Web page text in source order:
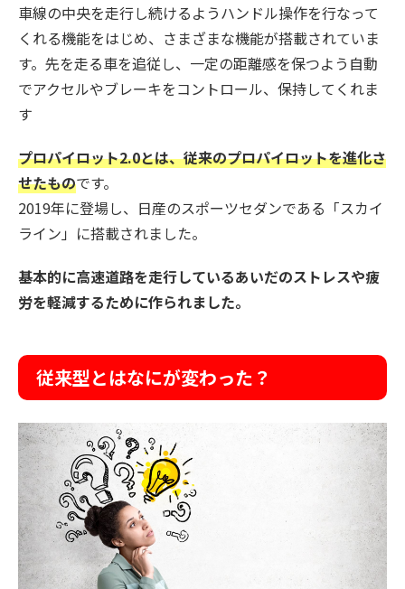
車線の中央を走行し続けるようハンドル操作を行なって
くれる機能をはじめ、さまざまな機能が搭載されていま
す。先を走る車を追従し、一定の距離感を保つよう自動
でアクセルやブレーキをコントロール、保持してくれま
す
プロパイロット2.0とは、従来のプロパイロットを進化さ
せたものです。
2019年に登場し、日産のスポーツセダンである「スカイ
ライン」に搭載されました。
基本的に高速道路を走行しているあいだのストレスや疲
労を軽減するために作られました。
従来型とはなにが変わった？